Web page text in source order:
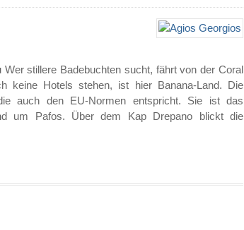
stillere Badebuchten sucht, fährt von der Coral
keine Hotels stehen, ist hier Banana-Land. Die
auch den EU-Normen entspricht. Sie ist das
um Pafos. Über dem Kap Drepano blickt die